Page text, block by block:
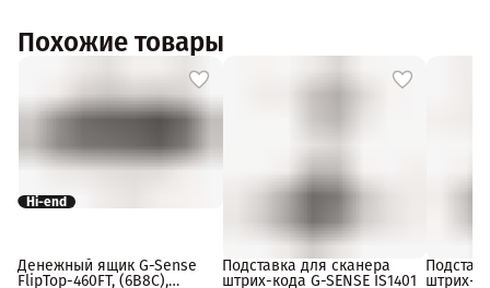
Похожие товары
Hi-end
Денежный ящик G-Sense
FlipTop-460FT, (6B8C),
Подставка для сканера
штрих-кода G-SENSE IS1401 штрих-